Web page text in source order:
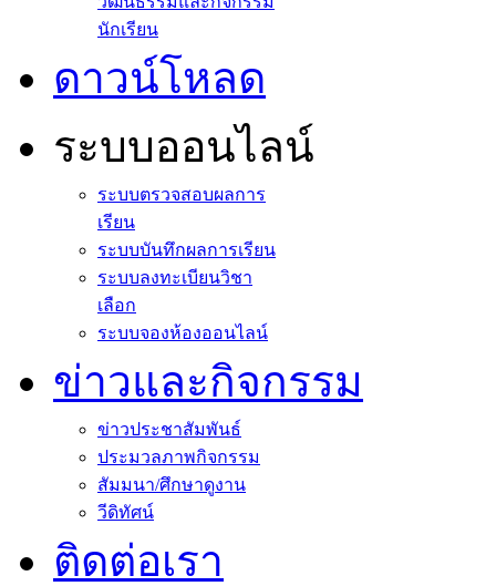
นักเรียน
ดาวน์โหลด
ระบบออนไลน์
ระบบตรวจสอบผลการ
เรียน
ระบบบันทึกผลการเรียน
ระบบลงทะเบียนวิชา
เลือก
ระบบจองห้องออนไลน์
ข่าวและกิจกรรม
ข่าวประชาสัมพันธ์
ประมวลภาพกิจกรรม
สัมมนา/ศึกษาดูงาน
วีดิทัศน์
ติดต่อเรา